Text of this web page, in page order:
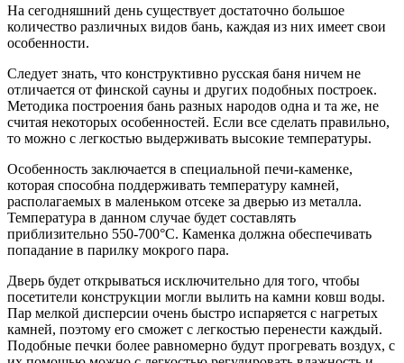
На сегодняшний день существует достаточно большое
количество различных видов бань, каждая из них имеет свои
особенности.
Следует знать, что конструктивно русская баня ничем не
отличается от финской сауны и других подобных построек.
Методика построения бань разных народов одна и та же, не
считая некоторых особенностей. Если все сделать правильно,
то можно с легкостью выдерживать высокие температуры.
Особенность заключается в специальной печи-каменке,
которая способна поддерживать температуру камней,
располагаемых в маленьком отсеке за дверью из металла.
Температура в данном случае будет составлять
приблизительно 550-700°С. Каменка должна обеспечивать
попадание в парилку мокрого пара.
Дверь будет открываться исключительно для того, чтобы
посетители конструкции могли вылить на камни ковш воды.
Пар мелкой дисперсии очень быстро испаряется с нагретых
камней, поэтому его сможет с легкостью перенести каждый.
Подобные печки более равномерно будут прогревать воздух, с